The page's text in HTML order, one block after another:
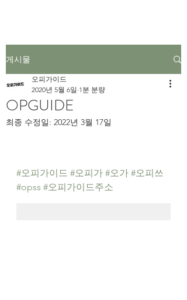
게시물
OPGUIDE
오피가이드
2020년 5월 6일 1분 분량
최종 수정일: 2022년 3월 17일
#오피가이드 #오피가 #오가 #오피쓰
#opss #오피가이드주소